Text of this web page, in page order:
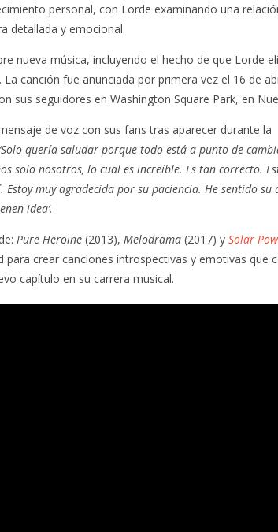
personal, con Lorde examinando una
detallada y emocional.
nueva música, incluyendo el hecho de que Lorde
canción fue anunciada por primera vez el 16 de
seguidores en Washington Square Park, en
de voz con sus fans tras aparecer durante la
‘Solo quería saludar porque todo está a punto de
solo nosotros, lo cual es increíble. Es tan correcto.
muy agradecida por su paciencia. He sentido su
idea’.
Pure Heroine (2013), Melodrama (2017) y Solar
para crear canciones introspectivas y emotivas que
capítulo en su carrera musical.